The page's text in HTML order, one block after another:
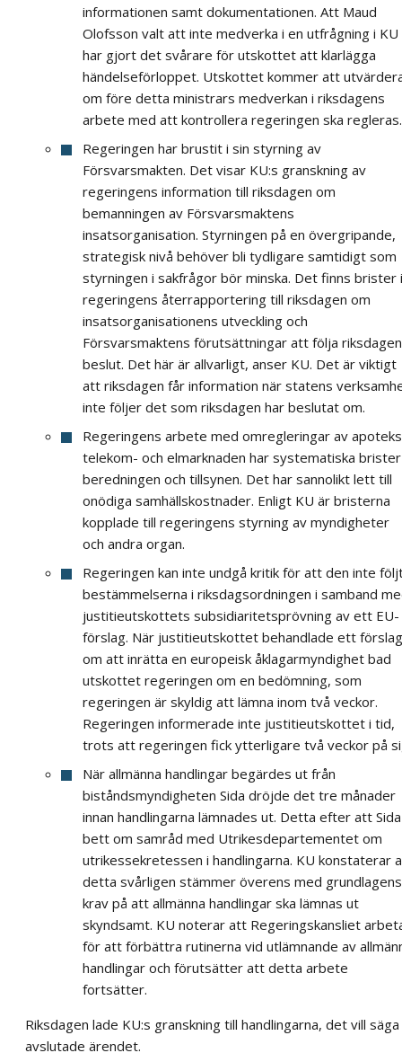
informationen samt dokumentationen. Att Maud
Olofsson valt att inte medverka i en utfrågning i KU
har gjort det svårare för utskottet att klarlägga
händelseförloppet. Utskottet kommer att
om före detta ministrars medverkan i riksdagens
arbete med att kontrollera regeringen ska regleras.
Regeringen har brustit i sin styrning av
Försvarsmakten. Det visar KU:s granskning av
regeringens information till riksdagen om
bemanningen av Försvarsmaktens
insatsorganisation. Styrningen på en övergripande,
strategisk nivå behöver bli tydligare samtidigt som
styrningen i sakfrågor bör minska. Det finns brister i
regeringens återrapportering till riksdagen om
insatsorganisationens utveckling och
Försvarsmaktens förutsättningar att följa
beslut. Det här är allvarligt, anser KU. Det är viktigt
att riksdagen får information när statens
inte följer det som riksdagen har beslutat om.
Regeringens arbete med omregleringar av
telekom- och elmarknaden har systematiska
beredningen och tillsynen. Det har sannolikt lett till
onödiga samhällskostnader. Enligt KU är bristerna
kopplade till regeringens styrning av myndigheter
och andra organ.
Regeringen kan inte undgå kritik för att den inte
bestämmelserna i riksdagsordningen i samband
justitieutskottets subsidiaritetsprövning av ett EU-
förslag. När justitieutskottet behandlade ett förslag
om att inrätta en europeisk åklagarmyndighet bad
utskottet regeringen om en bedömning, som
regeringen är skyldig att lämna inom två veckor.
Regeringen informerade inte justitieutskottet i tid,
trots att regeringen fick ytterligare två veckor på
När allmänna handlingar begärdes ut från
biståndsmyndigheten Sida dröjde det tre månader
innan handlingarna lämnades ut. Detta efter att Sida
bett om samråd med Utrikesdepartementet om
utrikessekretessen i handlingarna. KU konstaterar
detta svårligen stämmer överens med grundlagens
krav på att allmänna handlingar ska lämnas ut
skyndsamt. KU noterar att Regeringskansliet
för att förbättra rutinerna vid utlämnande av
handlingar och förutsätter att detta arbete
fortsätter.
Riksdagen lade KU:s granskning till handlingarna, det vill säga
avslutade ärendet.